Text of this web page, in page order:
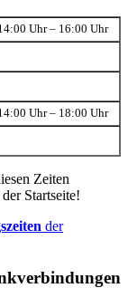
Uhr – 16:00 Uhr
Uhr – 18:00 Uhr
Zeiten
Startseite!
der